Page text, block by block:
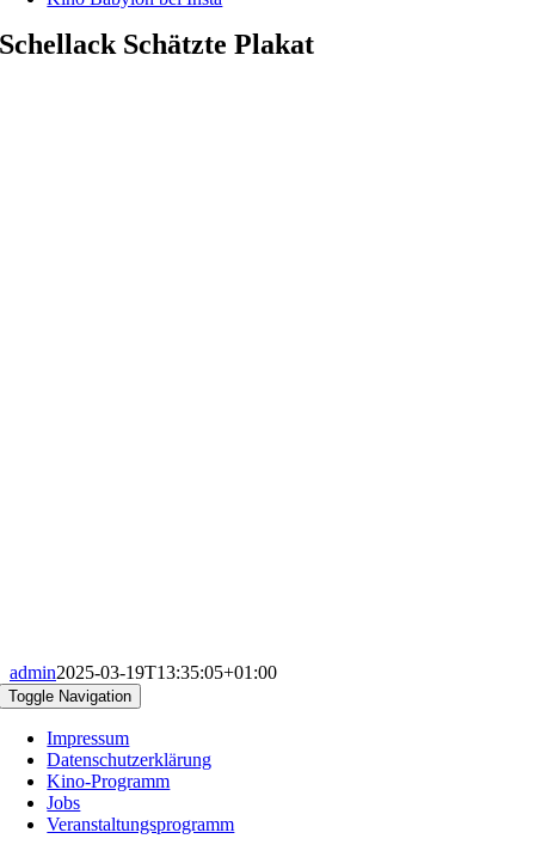
Schellack Schätzte Plakat
admin2025-03-19T13:35:05+01:00
Toggle Navigation
Impressum
Datenschutzerklärung
Kino-Programm
Jobs
Veranstaltungsprogramm